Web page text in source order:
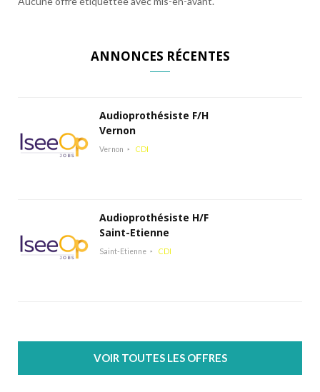
ANNONCES RÉCENTES
Audioprothésiste F/H
Vernon
Vernon CDI
Audioprothésiste H/F
Saint-Etienne
Saint-Etienne CDI
VOIR TOUTES LES OFFRES